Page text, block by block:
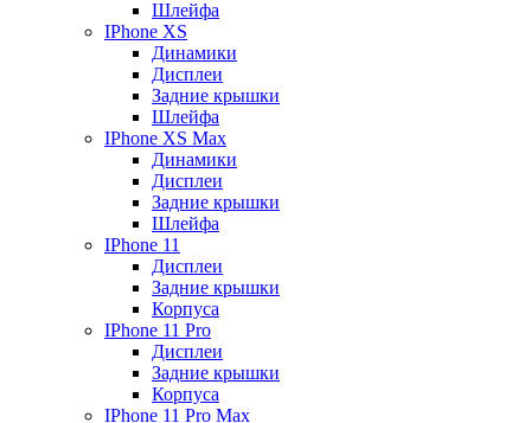
Шлейфа
IPhone XS
Динамики
Дисплеи
Задние крышки
Шлейфа
IPhone XS Max
Динамики
Дисплеи
Задние крышки
Шлейфа
IPhone 11
Дисплеи
Задние крышки
Корпуса
IPhone 11 Pro
Дисплеи
Задние крышки
Корпуса
IPhone 11 Pro Max